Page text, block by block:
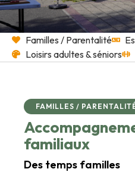
Familles / Parentalité
Loisirs adultes & séniors
FAMILLES /
familiaux
Des temps familles